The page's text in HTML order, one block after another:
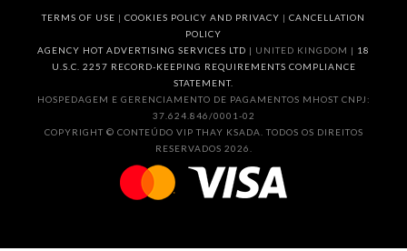
TERMS OF USE | COOKIES POLICY AND PRIVACY | CANCELLATION
POLICY
AGENCY HOT ADVERTISING SERVICES LTD | UNITED KINGDOM | 18
U.S.C. 2257 RECORD-KEEPING REQUIREMENTS COMPLIANCE
STATEMENT.
HOSPEDAGEM E GERENCIAMENTO DE PAGAMENTOS MHOST CNPJ:
37.624.846/0001-02
COPYRIGHT © CONTEÚDO VIP THAY KSADA. TODOS OS DIREITOS
RESERVADOS 2026.